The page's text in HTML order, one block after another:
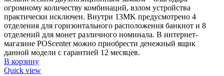
огромному количеству комбинаций, взлом устройства
практически исключен. Внутри 13MK предусмотрено 4
отделения для горизонтального расположения банкнот и 8
отделений для монет различного номинала. В интернет-
магазине POScenter можно приобрести денежный ящик
данной модели с гарантией 12 месяцев.
В корзину
Quick view